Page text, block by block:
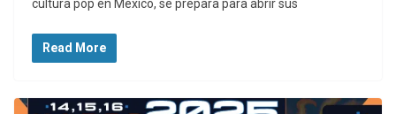
cultura pop en México, se prepara para abrir sus
Read More